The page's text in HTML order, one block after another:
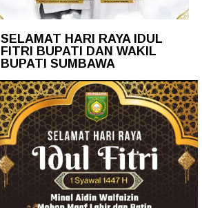
SELAMAT HARI RAYA IDUL
FITRI BUPATI DAN WAKIL
BUPATI SUMBAWA